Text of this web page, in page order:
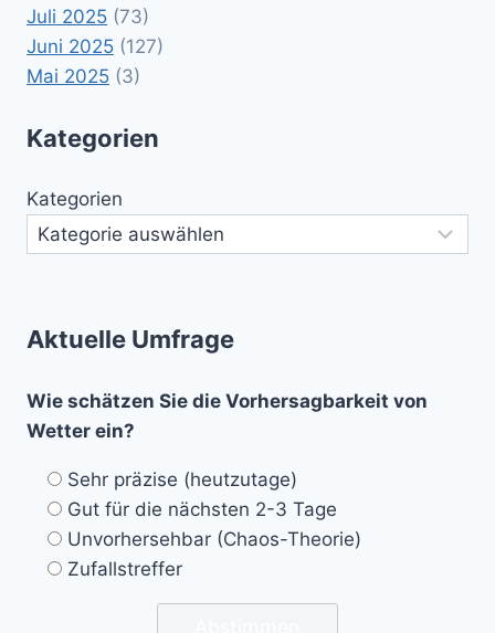
Juli 2025 (73)
Juni 2025 (127)
Mai 2025 (3)
Kategorien
Kategorien
Aktuelle Umfrage
Wie schätzen Sie die Vorhersagbarkeit von
Wetter ein?
Sehr präzise (heutzutage)
Gut für die nächsten 2-3 Tage
Unvorhersehbar (Chaos-Theorie)
Zufallstreffer